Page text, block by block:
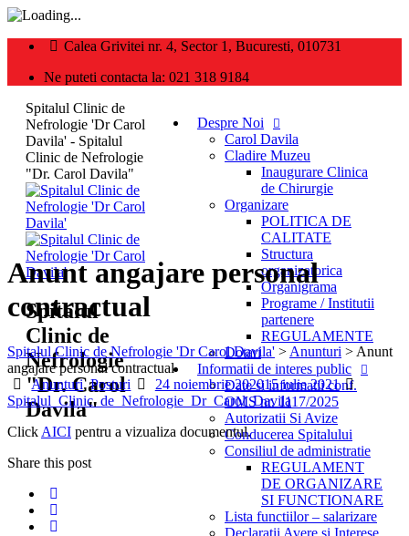
Calea Grivitei nr. 4, Sector 1, Bucuresti, 010731
Ne puteti contacta la: 021 318 9184
Spitalul Clinic de
Nefrologie 'Dr Carol
Davila' - Spitalul
Clinic de Nefrologie
"Dr. Carol Davila"
Spitalul
Clinic de
Nefrologie
"Dr. Carol
Davila"
Despre Noi
Carol Davila
Cladire Muzeu
Inaugurare Clinica
de Chirurgie
Organizare
POLITICA DE
CALITATE
Structura
organizatorica
Organigrama
Programe / Institutii
partenere
REGULAMENTE
Dotari
Informatii de interes public
Date si informatii conf.
OMS nr. 1117/2025
Autorizatii Si Avize
Conducerea Spitalului
Consiliul de administratie
REGULAMENT
DE ORGANIZARE
SI FUNCTIONARE
Lista functiilor – salarizare
Declaratii Avere si Interese
Anunt angajare personal
contractual
Spitalul Clinic de Nefrologie 'Dr Carol Davila' > Anunturi > Anunt
angajare personal contractual
Categories
Anunturi,Posturi
Posted
on
24 noiembrie 202015 iulie 2021
Spitalul_Clinic_de_Nefrologie_Dr_Carol_Davila
Click AICI pentru a vizualiza documentul.
Share this post